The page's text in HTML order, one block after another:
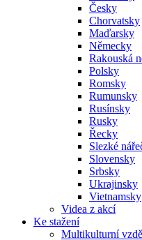
Česky
Chorvatsky
Maďarsky
Německy
Rakouská
Polsky
Romsky
Rumunsky
Rusínsky
Rusky
Řecky
Slezké
Slovensky
Srbsky
Ukrajinsky
Vietnamsky
Videa z akcí
Ke stažení
Multikulturní